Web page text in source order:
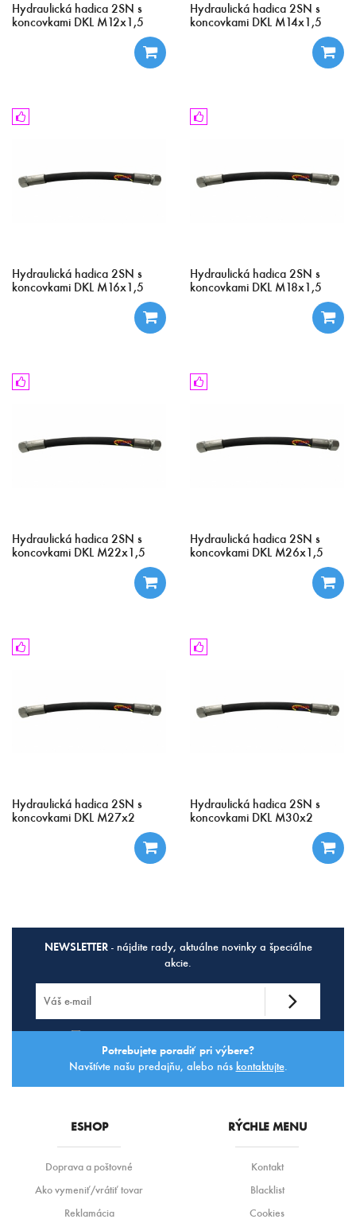
Hydraulická hadica 2SN s
koncovkami DKL M12x1,5
Hydraulická hadica 2SN s
koncovkami DKL M14x1,5
Hydraulická hadica 2SN s
koncovkami DKL M16x1,5
Hydraulická hadica 2SN s
koncovkami DKL M18x1,5
Hydraulická hadica 2SN s
koncovkami DKL M22x1,5
Hydraulická hadica 2SN s
koncovkami DKL M26x1,5
Hydraulická hadica 2SN s
koncovkami DKL M27x2
Hydraulická hadica 2SN s
koncovkami DKL M30x2
NEWSLETTER- nájdite rady, aktuálne novinky a špeciálne
akcie.
Potrebujete poradiť pri výbere?
Navštívte našu predajňu, alebo nás kontaktujte.
ESHOP
Doprava a poštovné
Ako vymeniť/vrátiť tovar
Reklamácia
RÝCHLE MENU
Kontakt
Blacklist
Cookies